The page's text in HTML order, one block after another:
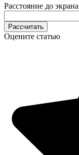
Расстояние до
Рассчитать
Оцените статью